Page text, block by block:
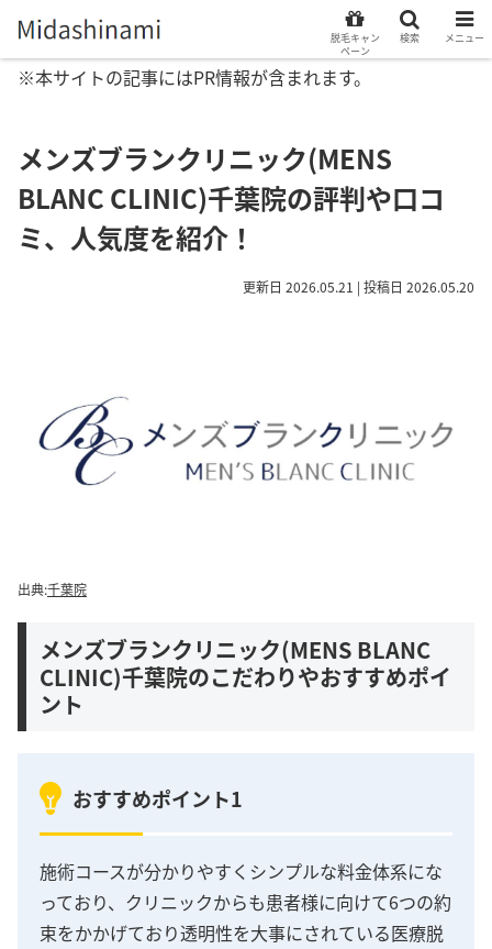
※本サイトの記事にはPR情報が含まれます。
メンズブランクリニック(MENS
BLANC CLINIC)千葉院の評判や口コ
ミ、人気度を紹介！
更新日 2026.05.21 | 投稿日 2026.05.20
出典:千葉院
メンズブランクリニック(MENS BLANC
CLINIC)千葉院のこだわりやおすすめポイ
ント
おすすめポイント1
施術コースが分かりやすくシンプルな料金体系にな
っており、クリニックからも患者様に向けて6つの約
束をかかげており透明性を大事にされている医療脱
脱毛キャン
ペーン
検索 メニュー